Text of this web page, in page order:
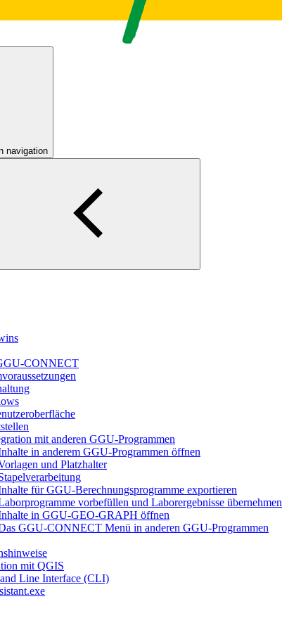
navigation
CONNECT
mit anderen GGU-Programmen
in anderem GGU-Programmen öffnen
und Platzhalter
für GGU-Berechnungsprogramme exportieren
vorbefüllen und Laborergebnisse übernehmen
in GGU-GEO-GRAPH öffnen
GGU-CONNECT Menü in anderen GGU-Programmen
mit QGIS
Line Interface (CLI)